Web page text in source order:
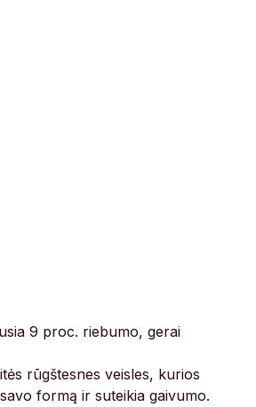
9 proc. riebumo, gerai
rūgštesnes veisles, kurios
formą ir suteikia gaivumo.